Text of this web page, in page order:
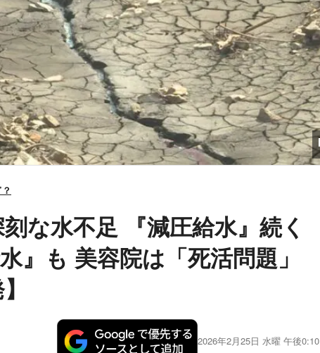
な水不足 『減圧給水』続く
』も 美容院は「死活問題」
2026年2月25日 水曜 午後0:10